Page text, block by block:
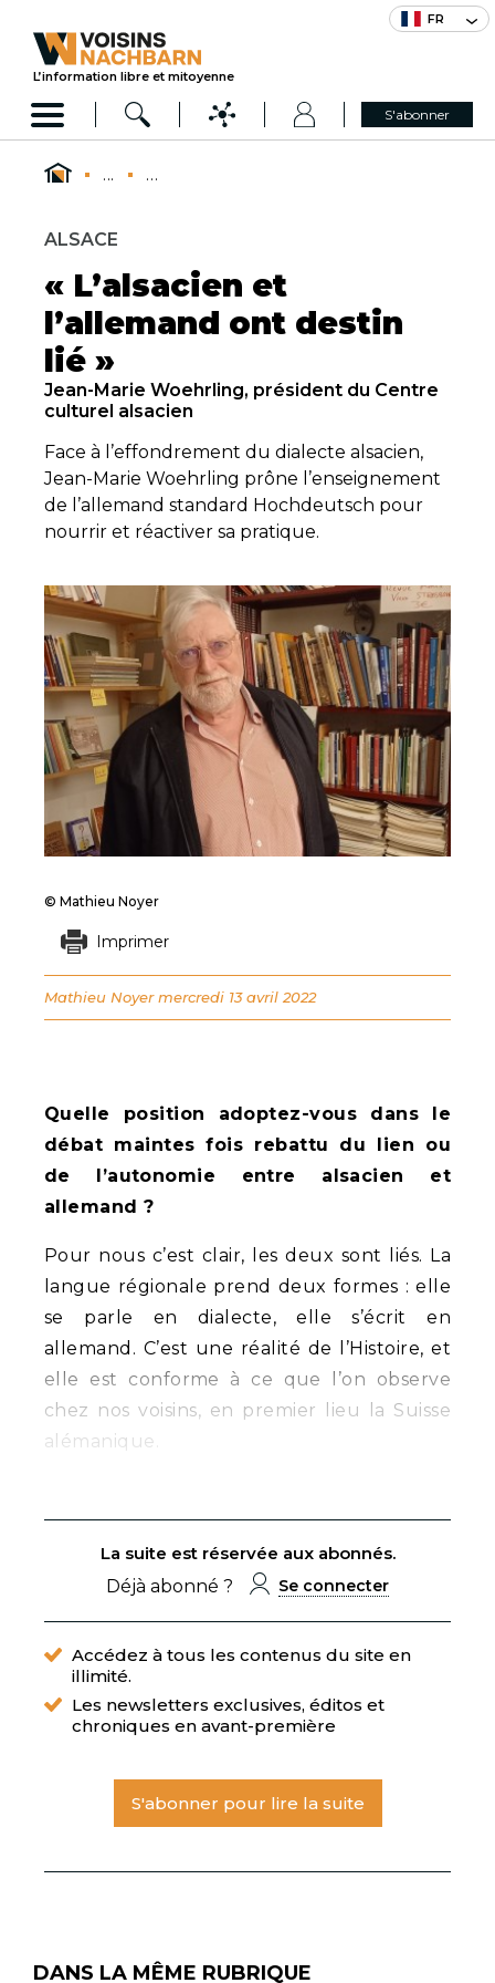
FR
L’information libre et mitoyenne
S'abonner
... ...
ALSACE
« L’alsacien et
l’allemand ont destin
lié »
Jean-Marie Woehrling, président du Centre
culturel alsacien
Face à l’effondrement du dialecte alsacien,
Jean-Marie Woehrling prône l’enseignement
de l’allemand standard Hochdeutsch pour
nourrir et réactiver sa pratique.
Quelle position adoptez-vous dans le
débat maintes fois rebattu du lien ou
de l’autonomie entre alsacien et
allemand ?
Pour nous c’est clair, les deux sont liés. La
langue régionale prend deux formes : elle
se parle en dialecte, elle s’écrit en
allemand. C’est une réalité de l’Histoire, et
elle est conforme à ce que l’on observe
chez nos voisins, en premier lieu la Suisse
alémanique.
La suite est réservée aux abonnés.
Déjà abonné ?
Se connecter
Accédez à tous les contenus du site en
illimité.
Les newsletters exclusives, éditos et
chroniques en avant-première
S'abonner pour lire la suite
© Mathieu Noyer
Imprimer
Mathieu Noyer mercredi 13 avril 2022
DANS LA MÊME RUBRIQUE